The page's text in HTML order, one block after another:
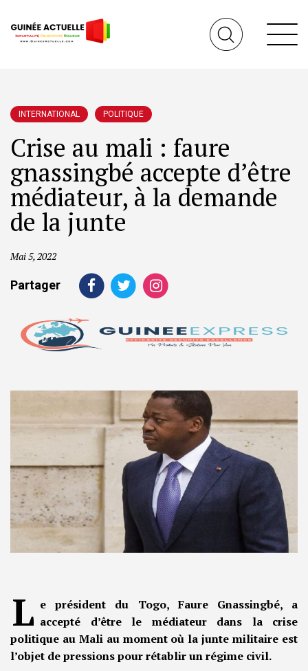
INTERNATIONAL POLITIQUE
Crise au mali : faure
gnassingbé accepte d’être
médiateur, à la demande
de la junte
Mai 5, 2022
Partager
L e président du Togo, Faure Gnassingbé, a
accepté d’être le médiateur dans la crise
politique au Mali au moment où la junte militaire est
l’objet de pressions pour rétablir un régime civil.